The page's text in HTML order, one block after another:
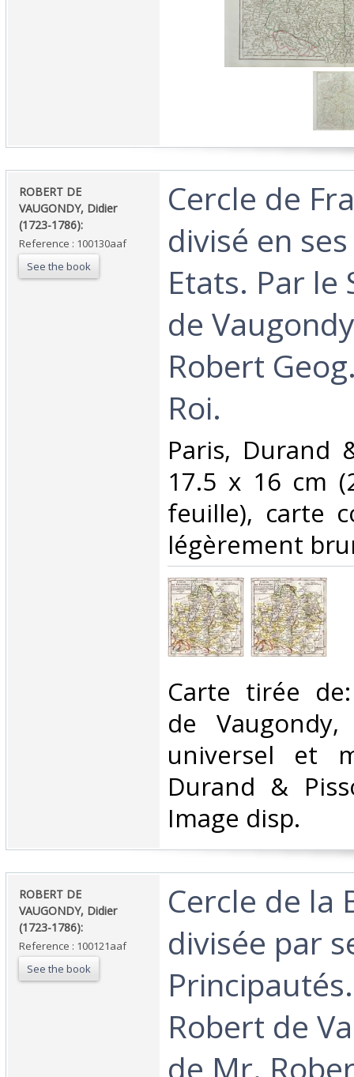
‎ROBERT DE
VAUGONDY, Didier
(1723-1786):‎
Reference : 100130aaf
See the book
‎Cercle de
divisé en
Etats. Par le
de
Robert
Roi.‎
‎Paris, Durand
17.5 x 16 cm
feuille), carte
légèrement
‎Carte tirée
de
universel et
Durand &
Image disp.‎
‎ROBERT DE
VAUGONDY, Didier
(1723-1786):‎
Reference : 100121aaf
See the book
‎Cercle de la
divisée par
Robert de
de Mr.